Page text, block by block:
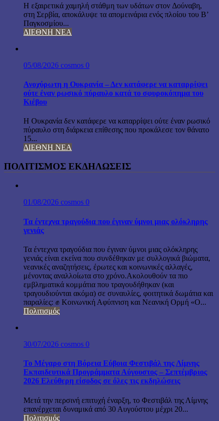
Η εξαιρετικά χαμηλή στάθμη των υδάτων στον Δούναβη,
στη Σερβία, αποκάλυψε τα απομεινάρια ενός πλοίου του Β’
Παγκοσμίου...
ΔΙΕΘΝΗ ΝΕΑ
05/08/2026 cosmos 0
Ανοχύρωτη η Ουκρανία – Δεν κατάφερε να καταρρίψει
ούτε έναν ρωσικό πύραυλο κατά το σφυροκόπημα του
Κιέβου
Η Ουκρανία δεν κατάφερε να καταρρίψει ούτε έναν ρωσικό
πύραυλο στη διάρκεια επίθεσης που προκάλεσε τον θάνατο
15...
ΔΙΕΘΝΗ ΝΕΑ
ΠΟΛΙΤΙΣΜΟΣ ΕΚΔΗΛΩΣΕΙΣ
01/08/2026 cosmos 0
Τα έντεχνα τραγούδια που έγιναν ύμνοι μιας ολόκληρης
γενιάς
Τα έντεχνα τραγούδια που έγιναν ύμνοι μιας ολόκληρης
γενιάς είναι εκείνα που συνδέθηκαν με συλλογικά βιώματα,
νεανικές αναζητήσεις, έρωτες και κοινωνικές αλλαγές,
μένοντας αναλλοίωτα στο χρόνο.Ακολουθούν τα πιο
εμβληματικά κομμάτια που τραγουδήθηκαν (και
τραγουδιούνται ακόμα) σε συναυλίες, φοιτητικά δωμάτια και
παραλίες: ✊ Κοινωνική Αφύπνιση και Νεανική Ορμή «Ο...
Πολιτισμός
30/07/2026 cosmos 0
Το Μέγαρο στη Βόρεια Εύβοια Φεστιβάλ της Λίμνης
Εκπαιδευτικά Προγράμματα Αύγουστος – Σεπτέμβριος
2026 Ελεύθερη είσοδος σε όλες τις εκδηλώσεις
Μετά την περσινή επιτυχή έναρξη, το Φεστιβάλ της Λίμνης
επανέρχεται δυναμικά από 30 Αυγούστου μέχρι 20...
Πολιτισμός